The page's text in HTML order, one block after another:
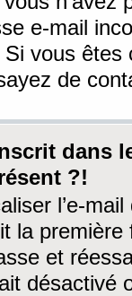
e-mail
Si vous
de
dans
?!
l’e-
la première
et
désactivé